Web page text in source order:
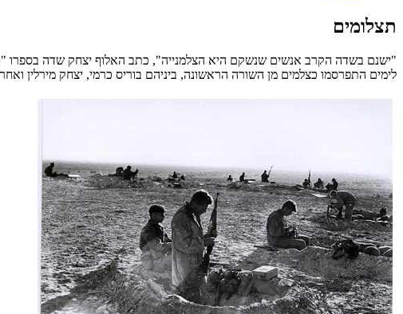
תצלומים
"ישנם בשדה הקרב אנשים שנשקם היא הצלמנייה", כתב האלוף יצחק שדה בספרו
לימים התפרסמו כצלמים מן השורה הראשונה, ביניהם בוריס כרמי, יצחק מירלין